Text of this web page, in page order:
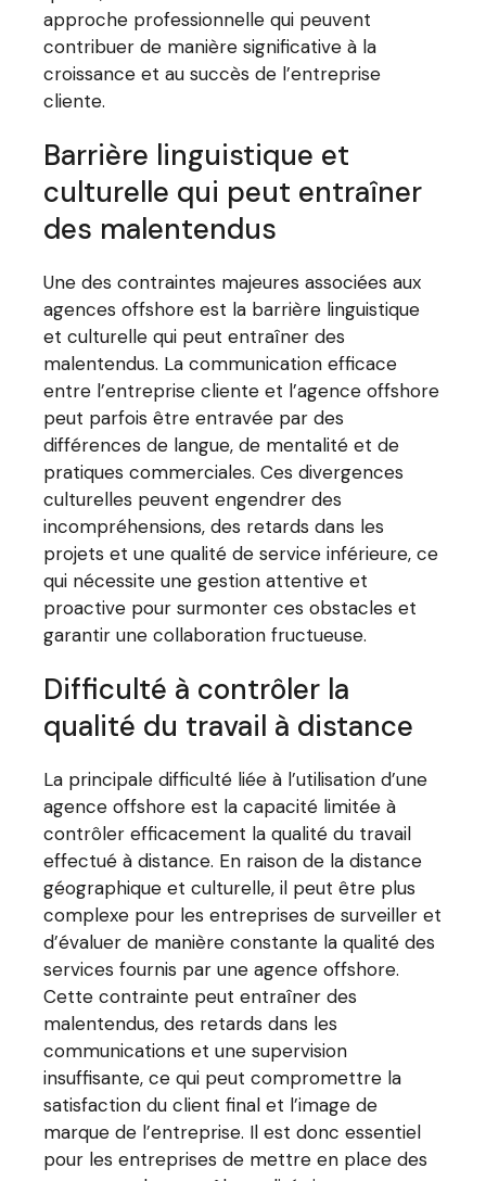
approche professionnelle qui peuvent
contribuer de manière significative à la
croissance et au succès de l’entreprise
cliente.
Barrière linguistique et
culturelle qui peut entraîner
des malentendus
Une des contraintes majeures associées aux
agences offshore est la barrière linguistique
et culturelle qui peut entraîner des
malentendus. La communication efficace
entre l’entreprise cliente et l’agence offshore
peut parfois être entravée par des
différences de langue, de mentalité et de
pratiques commerciales. Ces divergences
culturelles peuvent engendrer des
incompréhensions, des retards dans les
projets et une qualité de service inférieure, ce
qui nécessite une gestion attentive et
proactive pour surmonter ces obstacles et
garantir une collaboration fructueuse.
Difficulté à contrôler la
qualité du travail à distance
La principale difficulté liée à l’utilisation d’une
agence offshore est la capacité limitée à
contrôler efficacement la qualité du travail
effectué à distance. En raison de la distance
géographique et culturelle, il peut être plus
complexe pour les entreprises de surveiller et
d’évaluer de manière constante la qualité des
services fournis par une agence offshore.
Cette contrainte peut entraîner des
malentendus, des retards dans les
communications et une supervision
insuffisante, ce qui peut compromettre la
satisfaction du client final et l’image de
marque de l’entreprise. Il est donc essentiel
pour les entreprises de mettre en place des